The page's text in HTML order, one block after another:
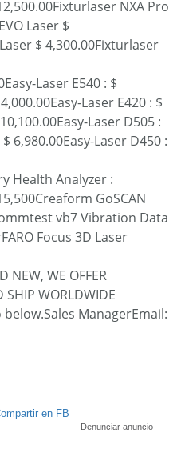
NXA Pro
Laser $
$ 4,300.00Fixturlaser
Laser E540 : $
Laser E420 : $
Laser D505 :
6,980.00Easy-Laser D450 :
Health Analyzer :
GoSCAN
vb7 Vibration Data
Focus 3D Laser
NEW, WE OFFER
SHIP WORLDWIDE
ManagerEmail:
en FB
Denunciar anuncio